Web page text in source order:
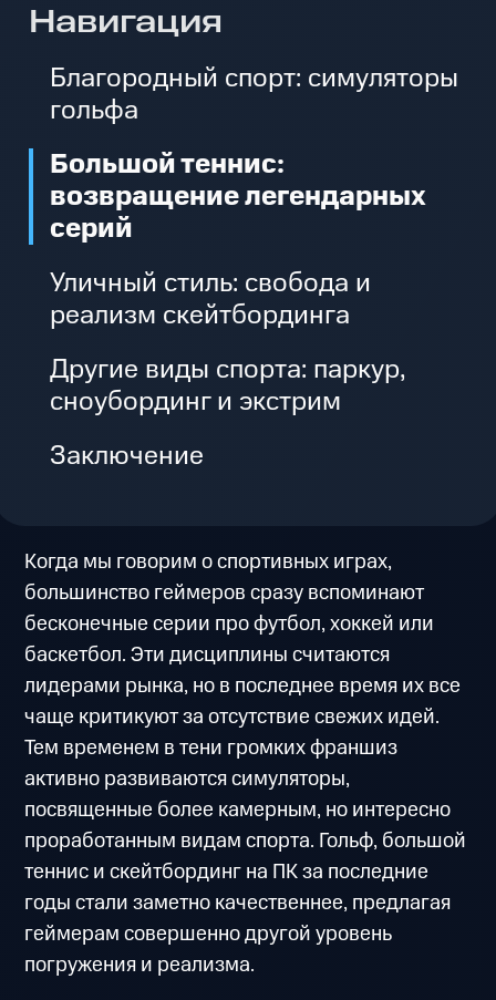
Навигация
Благородный спорт: симуляторы
гольфа
Большой теннис:
возвращение легендарных
серий
Уличный стиль: свобода и
реализм скейтбординга
Другие виды спорта: паркур,
сноубординг и экстрим
Заключение
Когда мы говорим о спортивных играх,
большинство геймеров сразу вспоминают
бесконечные серии про футбол, хоккей или
баскетбол. Эти дисциплины считаются
лидерами рынка, но в последнее время их все
чаще критикуют за отсутствие свежих идей.
Тем временем в тени громких франшиз
активно развиваются симуляторы,
посвященные более камерным, но интересно
проработанным видам спорта. Гольф, большой
теннис и скейтбординг на ПК за последние
годы стали заметно качественнее, предлагая
геймерам совершенно другой уровень
погружения и реализма.